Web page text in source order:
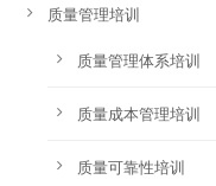
质量管理培训
质量管理体系培训
质量成本管理培训
质量可靠性培训